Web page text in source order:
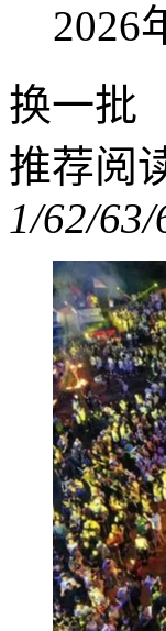
2026
换一批
推荐阅
1/62/63/